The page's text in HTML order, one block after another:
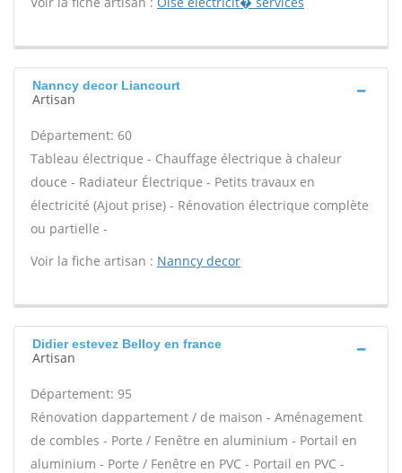
Nanncy decor Liancourt
Artisan
Département: 60
Tableau électrique - Chauffage électrique à chaleur
douce - Radiateur Électrique - Petits travaux en
électricité (Ajout prise) - Rénovation électrique complète
ou partielle -
Voir la fiche artisan : Nanncy decor
Didier estevez Belloy en france
Artisan
Département: 95
Rénovation dappartement / de maison - Aménagement
de combles - Porte / Fenêtre en aluminium - Portail en
aluminium - Porte / Fenêtre en PVC - Portail en PVC -